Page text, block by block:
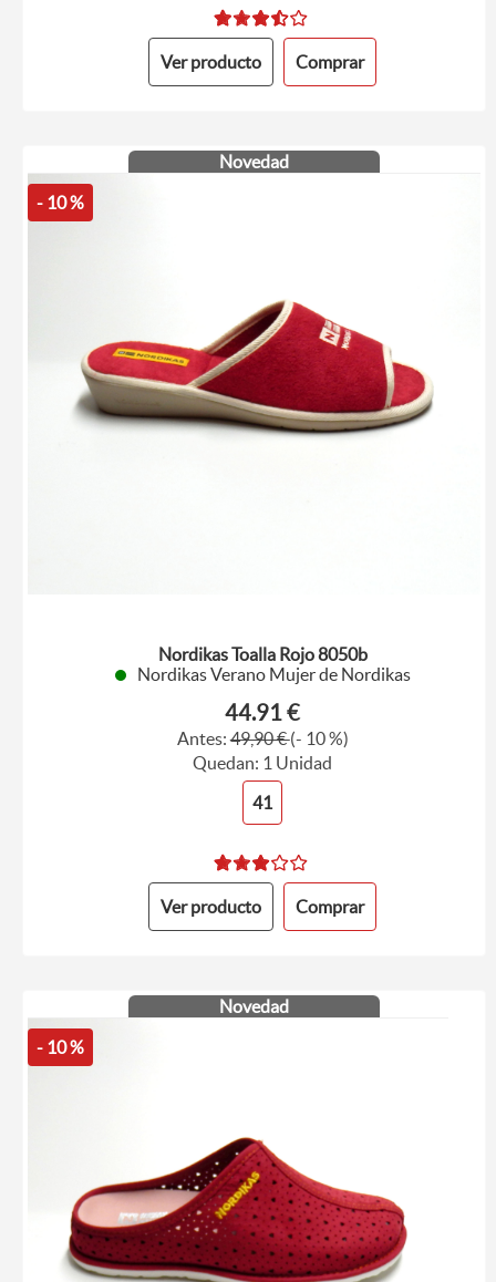
Ver producto Comprar
Novedad
- 10 %
Nordikas Toalla Rojo 8050b
Nordikas Verano Mujer de Nordikas
44.91 €
Antes:49,90 €(- 10 %)
Quedan: 1 Unidad
41
Ver producto Comprar
Novedad
- 10 %